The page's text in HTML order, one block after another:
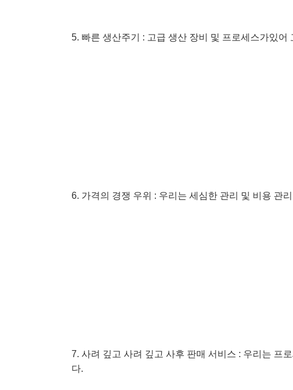
5. 빠른 생산주기 : 고급 생산 장비 및 프로세스가있
6. 가격의 경쟁 우위 : 우리는 세심한 관리 및 비용 관
7. 사려 깊고 사려 깊고 사후 판매 서비스 : 우리는 프
다.